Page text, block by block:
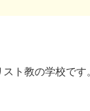
ト教の学校です。